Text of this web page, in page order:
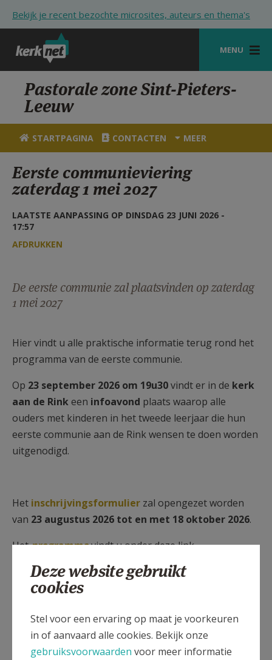
Bekijk je recent bezochte microsites, auteurs en thema's
MENU
STARTPAGINA
KERK
VIERINGEN
ZOEKEN
HULP
AANMELDEN OF REGISTREREN
Pastorale zone Sint-Pieters-
Leeuw
STARTPAGINA CONTACTEN MEER
Eerste communieviering
zaterdag 1 mei 2027
LAATSTE AANPASSING OP DINSDAG 23 JUNI 2026 -
17:57
AFDRUKKEN
De eerste communie zal plaatsvinden op zaterdag
1 mei 2027
Hier vindt u alle praktische informatie terug rond het
programma van de eerste communie.
Op 23 september 2026 om 19u30vindt er in de kerk
aan de Rinkeen infoavond plaats waarop alle
ouders met kinderen in het tweede leerjaar die hun
eerste communie aan de Rink wensen te doen worden
uitgenodigd.
Het inschrijvingsformulier zal opengezet worden
van 23 augustus 2026 tot en met 18 oktober 2026.
Hetprogrammavindt u onder deze link.
Bevraging vieringen: hier kan u aangeven of uw kind
wil lezen of gaven aandragen tijdens de vieringen van
Deze website gebruikt
cookies
Stel voor een ervaring op maat je voorkeuren
in of aanvaard alle cookies. Bekijk onze
gebruiksvoorwaarden voor meer informatie